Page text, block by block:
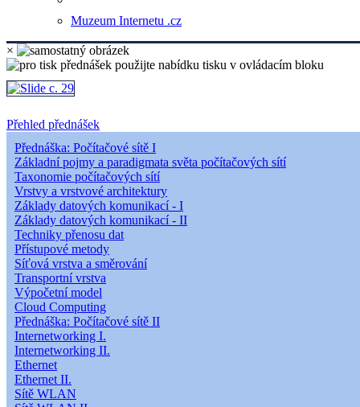
Muzeum Internetu .cz
×
Přehled přednášek
Přednáška: Počítačové sítě I
Základní pojmy a paradigmata světa počítačových sítí
Taxonomie počítačových sítí
Vrstvy a vrstvové architektury
Základy datových komunikací - I
Základy datových komunikací - II
Techniky přenosu dat
Přístupové metody
Síťová vrstva a směrování
Transportní vrstva
Výpočetní model
Cloud Computing
Přednáška: Počítačové sítě II
Internetworking I.
Internetworking II.
Ethernet
Ethernet II.
Sítě WLAN